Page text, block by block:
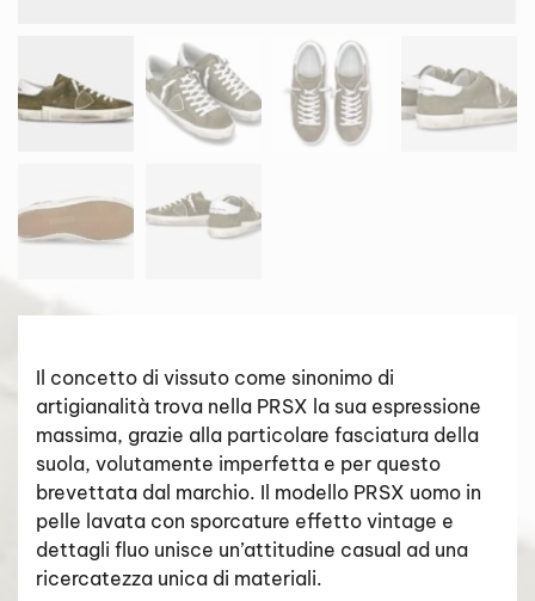
Il concetto di vissuto come sinonimo di
artigianalità trova nella PRSX la sua espressione
massima, grazie alla particolare fasciatura della
suola, volutamente imperfetta e per questo
brevettata dal marchio. Il modello PRSX uomo in
pelle lavata con sporcature effetto vintage e
dettagli fluo unisce un’attitudine casual ad una
ricercatezza unica di materiali.